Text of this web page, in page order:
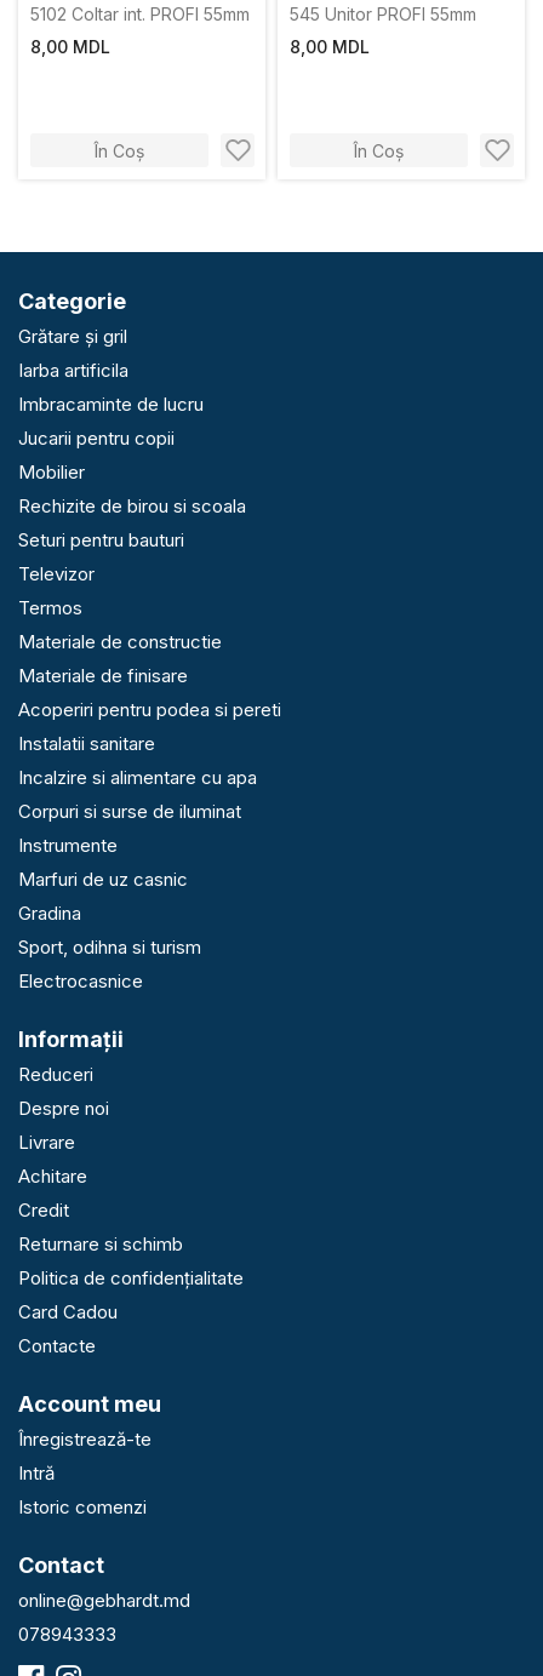
5102 Coltar int. PROFI 55mm
8,00 MDL
În Coș
545 Unitor PROFI 55mm
8,00 MDL
În Coș
Categorie
Grătare și gril
Iarba artificila
Imbracaminte de lucru
Jucarii pentru copii
Mobilier
Rechizite de birou si scoala
Seturi pentru bauturi
Televizor
Termos
Materiale de constructie
Materiale de finisare
Acoperiri pentru podea si pereti
Instalatii sanitare
Incalzire si alimentare cu apa
Corpuri si surse de iluminat
Instrumente
Marfuri de uz casnic
Gradina
Sport, odihna si turism
Electrocasnice
Informaţii
Reduceri
Despre noi
Livrare
Achitare
Credit
Returnare si schimb
Politica de confidențialitate
Card Cadou
Contacte
Account meu
Înregistrează-te
Intră
Istoric comenzi
Contact
online@gebhardt.md
078943333